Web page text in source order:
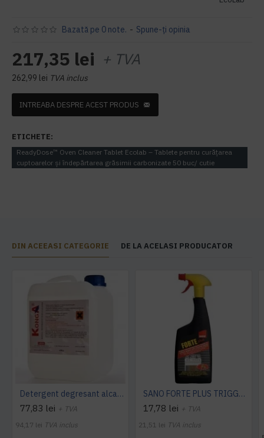
Bazată pe 0 note. - Spune-ţi opinia
217,35 lei + TVA
262,99 lei TVA inclus
INTREABA DESPRE ACEST PRODUS
ETICHETE:
ReadyDose™ Oven Cleaner Tablet Ecolab – Tablete pentru curățarea
cuptoarelor și îndepărtarea grăsimii carbonizate 50 buc/ cutie
DIN ACEEASI CATEGORIE DE LA ACELASI PRODUCATOR
Detergent degresant alcalin Cuptor si Plita, 5 L, Konga
77,83 lei + TVA
94,17 lei TVA inclus
SANO FORTE PLUS TRIGGER, 750ml, detergent arsuri, grasimi
17,78 lei + TVA
21,51 lei TVA inclus